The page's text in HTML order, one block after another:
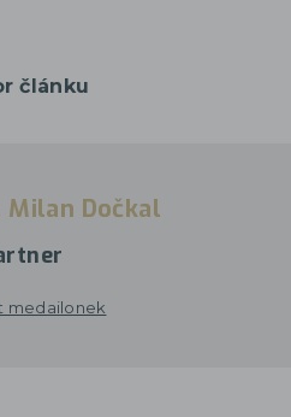
článku
Milan Dočkal
medailonek